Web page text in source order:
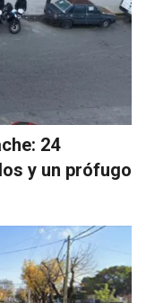
24
y un prófugo